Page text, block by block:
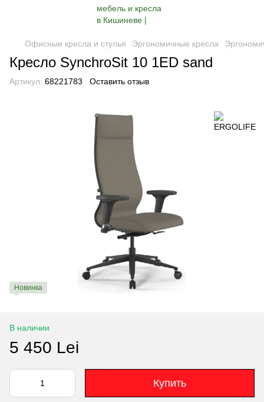
Офисные кресла и стулья Эргономичные кресла
Кресло SynchroSit 10 1ED sand
Артикул: 68221783 Оставить отзыв
Новинка
В наличии
5 450 Lei
Купить